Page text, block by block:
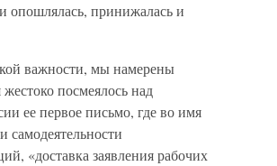
опошлялась, принижалась и
важности, мы намерены
посмеялось над
ее первое письмо, где во имя
самодеятельности
«доставка заявления рабочих